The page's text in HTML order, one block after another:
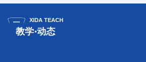
XIDA TEACH
教学·动态